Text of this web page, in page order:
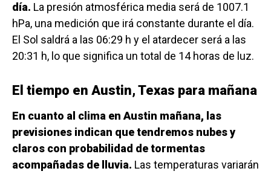
día. La presión atmosférica media será de 1007.1
hPa, una medición que irá constante durante el día.
El Sol saldrá a las 06:29 h y el atardecer será a las
20:31 h, lo que significa un total de 14 horas de luz.
El tiempo en Austin, Texas para mañana
En cuanto al clima en Austin mañana, las
previsiones indican que tendremos nubes y
claros con probabilidad de tormentas
acompañadas de lluvia. Las temperaturas variarán